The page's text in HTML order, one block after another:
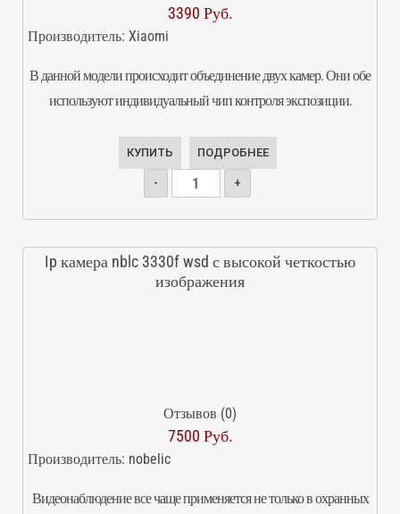
3390 Руб.
Производитель: Xiaomi
В данной модели происходит объединение двух камер. Они обе
используют индивидуальный чип контроля экспозиции.
КУПИТЬ ПОДРОБНЕЕ
- +
Ip камера nblc 3330f wsd с высокой четкостью
изображения
Отзывов (0)
7500 Руб.
Производитель: nobelic
Видеонаблюдение все чаще применяется не только в охранных